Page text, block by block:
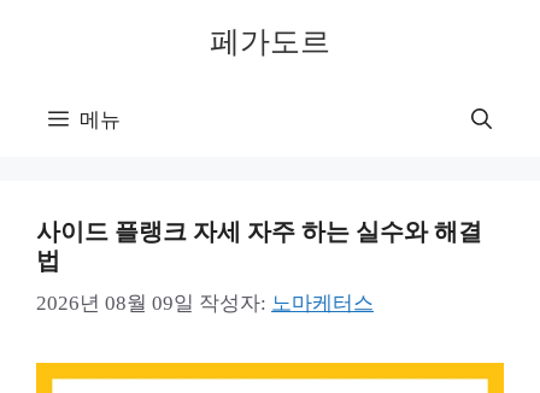
페가도르
메뉴
사이드 플랭크 자세 자주 하는 실수와 해결
법
2026년 08월 09일 작성자: 노마케터스